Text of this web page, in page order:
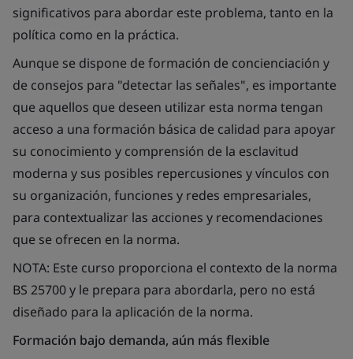
significativos para abordar este problema, tanto en la
política como en la práctica.
Aunque se dispone de formación de concienciación y
de consejos para "detectar las señales", es importante
que aquellos que deseen utilizar esta norma tengan
acceso a una formación básica de calidad para apoyar
su conocimiento y comprensión de la esclavitud
moderna y sus posibles repercusiones y vínculos con
su organización, funciones y redes empresariales,
para contextualizar las acciones y recomendaciones
que se ofrecen en la norma.
NOTA: Este curso proporciona el contexto de la norma
BS 25700 y le prepara para abordarla, pero no está
diseñado para la aplicación de la norma.
Formación bajo demanda, aún más flexible